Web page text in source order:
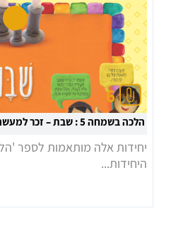
6
הלכה בשמחה 5 : שבת – זכר למעשה בראשית
יחידות אלה מותאמות לספר
היחידות...